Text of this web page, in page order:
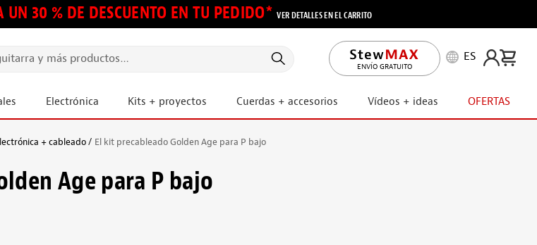
UN 30 % DE DESCUENTO EN TU PEDIDO*VER DETALLES EN EL CARRITO
ENVÍO GRATUITO
ES
Electrónica Kits + proyectos Cuerdas + accesorios Vídeos + ideas OFERTAS
+ cableado El kit precableado Golden Age para P bajo
Age para P bajo